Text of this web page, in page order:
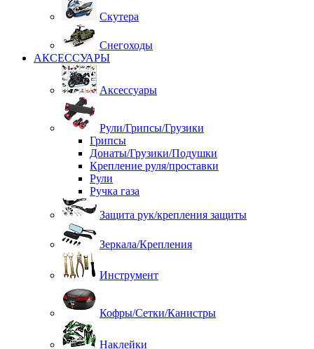
Скутера
Снегоходы
АКСЕССУАРЫ
Аксессуары
Рули/Грипсы/Грузики
Грипсы
Донаты/Грузики/Подушки
Крепление руля/проставки
Рули
Ручка газа
Защита рук/крепления защиты
Зеркала/Крепления
Инструмент
Кофры/Сетки/Канистры
Наклейки